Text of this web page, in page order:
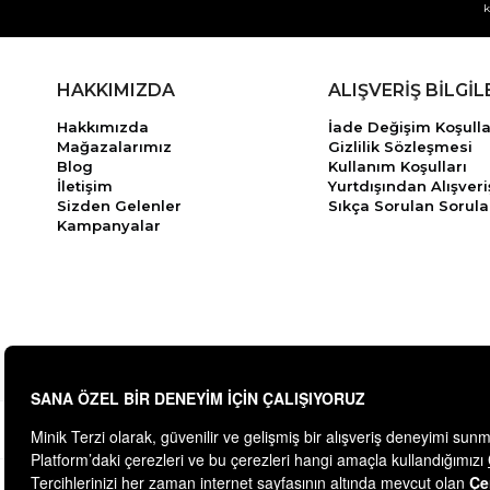
HAKKIMIZDA
Hakkımızda
Mağazalarımız
Blog
İletişim
Sizden Gelenler
Kampanyalar
ALIŞVERİŞ
İade Değişim
Gizlilik Sözleşmesi
Kullanım Koşulları
Yurtdışından
Sıkça Sorulan